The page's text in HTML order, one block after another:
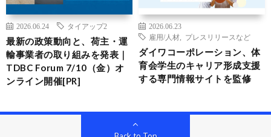
2026.06.24 タイアップ2
最新の政策動向と、荷主・運
輸事業者の取り組みを発表｜
TDBC Forum 7/10（金）オ
ンライン開催[PR]
2026.06.23
雇用/人材
プレスリリースなど
ダイワコーポレーション、体
育会学生のキャリア形成支援
する専門情報サイトを監修